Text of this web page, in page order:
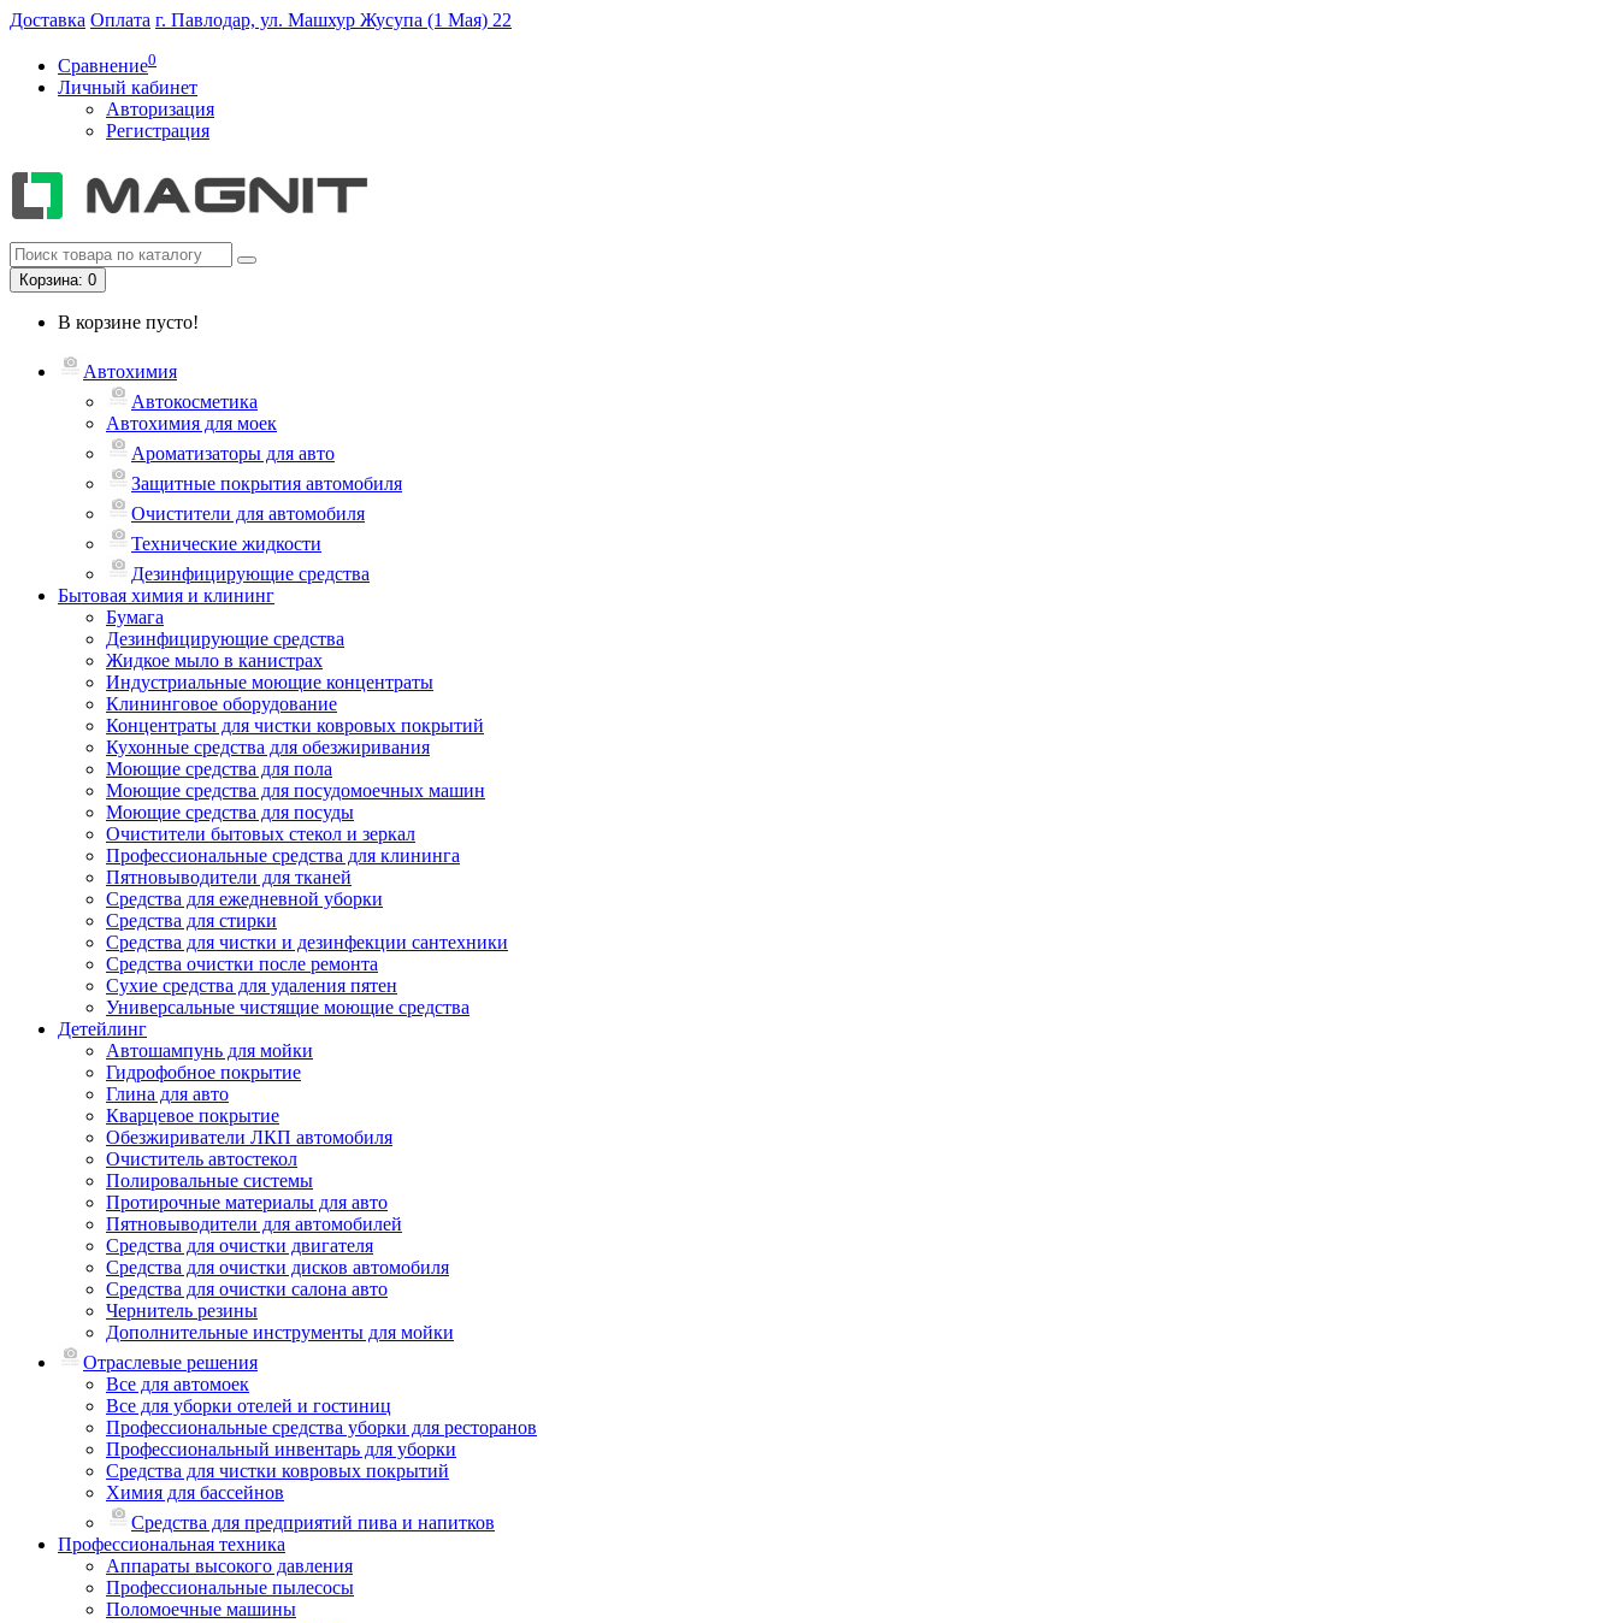
Доставка Оплата г. Павлодар, ул. Машхур Жусупа (1 Мая) 22
Сравнение0
Личный кабинет
Авторизация
Регистрация
Корзина: 0
В корзине пусто!
Автохимия
Автокосметика
Автохимия для моек
Ароматизаторы для авто
Защитные покрытия автомобиля
Очистители для автомобиля
Технические жидкости
Дезинфицирующие средства
Бытовая химия и клининг
Бумага
Дезинфицирующие средства
Жидкое мыло в канистрах
Индустриальные моющие концентраты
Клининговое оборудование
Концентраты для чистки ковровых покрытий
Кухонные средства для обезжиривания
Моющие средства для пола
Моющие средства для посудомоечных машин
Моющие средства для посуды
Очистители бытовых стекол и зеркал
Профессиональные средства для клининга
Пятновыводители для тканей
Средства для ежедневной уборки
Средства для стирки
Средства для чистки и дезинфекции сантехники
Средства очистки после ремонта
Сухие средства для удаления пятен
Универсальные чистящие моющие средства
Детейлинг
Автошампунь для мойки
Гидрофобное покрытие
Глина для авто
Кварцевое покрытие
Обезжириватели ЛКП автомобиля
Очиститель автостекол
Полировальные системы
Протирочные материалы для авто
Пятновыводители для автомобилей
Средства для очистки двигателя
Средства для очистки дисков автомобиля
Средства для очистки салона авто
Чернитель резины
Дополнительные инструменты для мойки
Отраслевые решения
Все для автомоек
Все для уборки отелей и гостиниц
Профессиональные средства уборки для ресторанов
Профессиональный инвентарь для уборки
Средства для чистки ковровых покрытий
Химия для бассейнов
Cредства для предприятий пива и напитков
Профессиональная техника
Аппараты высокого давления
Профессиональные пылесосы
Поломоечные машины